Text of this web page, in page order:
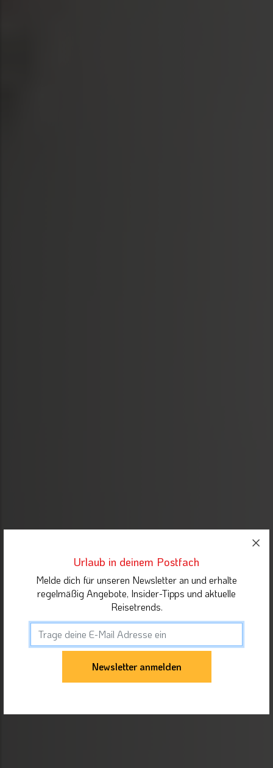
Urlaub in deinem Postfach
Melde dich für unseren Newsletter an und erhalte
regelmäßig Angebote, Insider-Tipps und aktuelle
Reisetrends.